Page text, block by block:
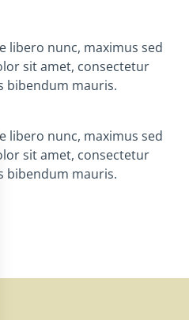
libero nunc, maximus sed
sit amet, consectetur
bibendum mauris.
libero nunc, maximus sed
sit amet, consectetur
bibendum mauris.